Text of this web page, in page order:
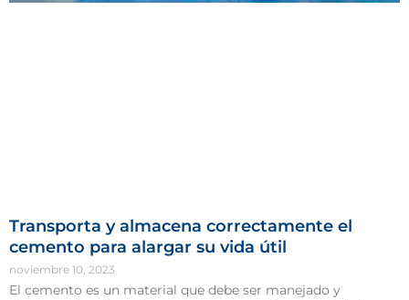
Transporta y almacena correctamente el
cemento para alargar su vida útil
noviembre 10, 2023
El cemento es un material que debe ser manejado y